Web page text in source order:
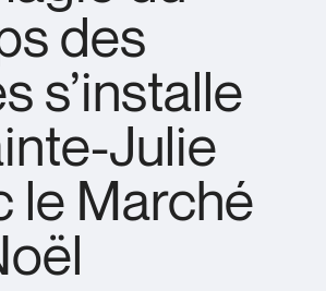
des
s’installe
Julie
le Marché